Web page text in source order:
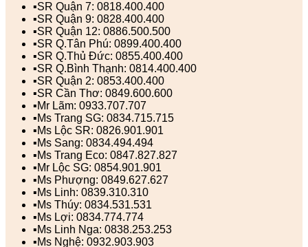
▪️SR Quận 7: 0818.400.400
▪️SR Quận 9: 0828.400.400
▪️SR Quận 12: 0886.500.500
▪️SR Q.Tân Phú: 0899.400.400
▪️SR Q.Thủ Đức: 0855.400.400
▪️SR Q.Bình Thạnh: 0814.400.400
▪️SR Quận 2: 0853.400.400
▪️SR Cần Thơ: 0849.600.600
▪️Mr Lãm: 0933.707.707
▪️Ms Trang SG: 0834.715.715
▪️Ms Lộc SR: 0826.901.901
▪️Ms Sang: 0834.494.494
▪️Ms Trang Eco: 0847.827.827
▪️Mr Lộc SG: 0854.901.901
▪️Ms Phượng: 0849.627.627
▪️Ms Linh: 0839.310.310
▪️Ms Thúy: 0834.531.531
▪️Ms Lợi: 0834.774.774
▪️Ms Linh Nga: 0838.253.253
▪️Ms Nghệ: 0932.903.903